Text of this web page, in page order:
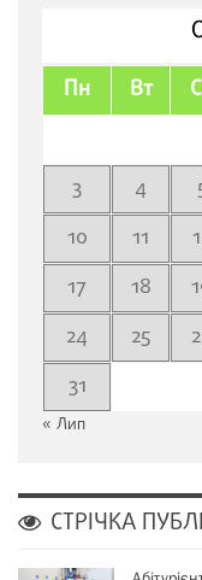
Пн Вт
3
4
10
11
17
18
24
25
31
« Лип
СТРІЧКА